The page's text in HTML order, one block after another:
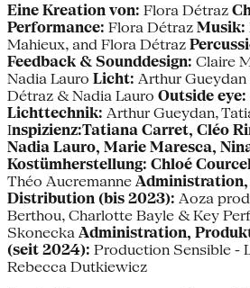
Eine Kreation von: Flora Détraz
Performance: Flora Détraz Musik:
Mahieux, and Flora Détraz
Feedback & Sounddesign: Claire
Nadia Lauro Licht: Arthur Gueydan
Détraz & Nadia Lauro Outside eye:
Lichttechnik: Arthur Gueydan,
Inspizienz:Tatiana Carret, Cléo
Nadia Lauro, Marie Maresca,
Kostümherstellung: Chloé
Théo Aucremanne
Distribution (bis 2023): Aoza
Berthou, Charlotte Bayle & Key
Skonecka Administration,
(seit 2024): Production Sensible -
Rebecca Dutkiewicz